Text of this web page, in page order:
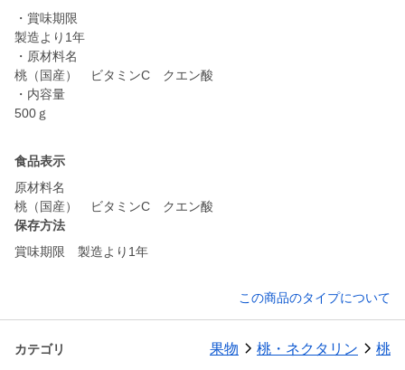
・賞味期限
製造より1年
・原材料名
桃（国産） ビタミンC クエン酸
・内容量
500ｇ
食品表示
原材料名
桃（国産） ビタミンC クエン酸
保存方法
賞味期限 製造より1年
この商品のタイプについて
カテゴリ 果物 桃・ネクタリン 桃